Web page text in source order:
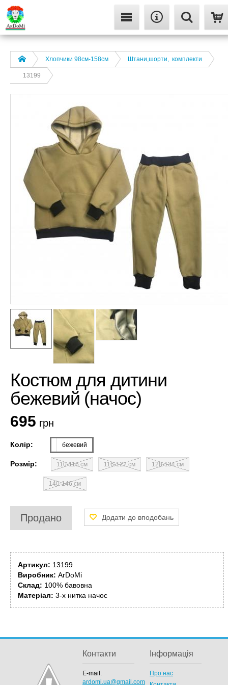
Хлопчики 98см-158см Штани,шорти, комплекти
13199
Костюм для дитини
бежевий (начос)
695 грн
Колір: бежевий
Розмір: 110-116 см 116-122 см 128-134 см
140-146 см
Продано
Артикул: 13199
Виробник: ArDoMi
Склад: 100% бавовна
Матеріал: 3-х нитка начос
Контакти
E-mail:
ardomi.ua@gmail.com
Інформація
Про нас